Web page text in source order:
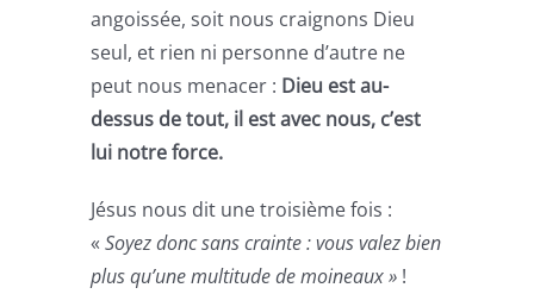
angoissée, soit nous craignons Dieu
seul, et rien ni personne d’autre ne
peut nous menacer : Dieu est au-
dessus de tout, il est avec nous, c’est
lui notre force.
Jésus nous dit une troisième fois :
«Soyez donc sans crainte : vous valez bien
plus qu’une multitude de moineaux » !